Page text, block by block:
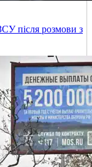
після розмови з